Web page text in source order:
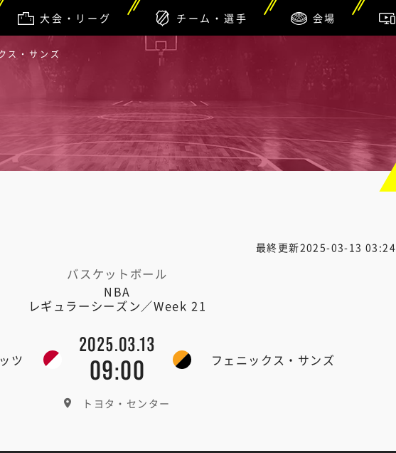
大会・リーグ チーム・選手 会場
ス・サンズ
最終更新2025-03-13 03:24
バスケットボール
NBA
レギュラーシーズン／Week 21
ツ
2025.03.13
09:00 フェニックス・サンズ
トヨタ・センター